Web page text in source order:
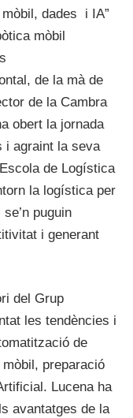
dades i IA”
mòbil
de la mà de
de la Cambra
obert la jornada
i agraint la seva
de Logística
la logística per
puguin
i generant
del Grup
les tendències i
de
preparació
Lucena ha
avantatges de la